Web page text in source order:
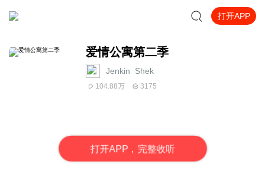
打开APP
爱情公寓第二季
Jenkin_Shek
104.88万 3175
打开APP，完整收听